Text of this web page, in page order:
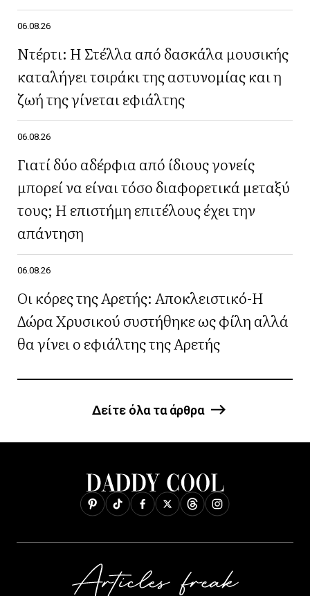
06.08.26
Ντέρτι: Η Στέλλα από δασκάλα μουσικής
καταλήγει τσιράκι της αστυνομίας και η
ζωή της γίνεται εφιάλτης
06.08.26
Γιατί δύο αδέρφια από ίδιους γονείς
μπορεί να είναι τόσο διαφορετικά μεταξύ
τους; Η επιστήμη επιτέλους έχει την
απάντηση
06.08.26
Οι κόρες της Αρετής: Αποκλειστικό-Η
Δώρα Χρυσικού συστήθηκε ως φίλη αλλά
θα γίνει ο εφιάλτης της Αρετής
Δείτε όλα τα άρθρα